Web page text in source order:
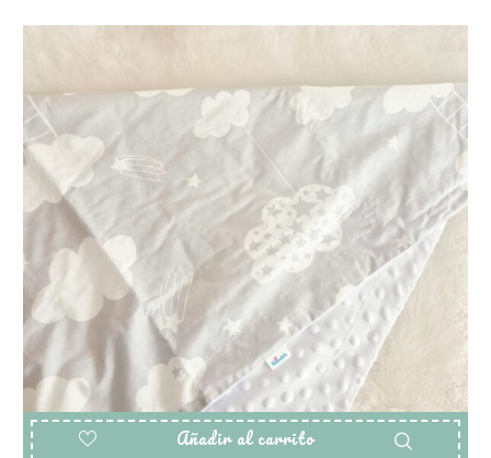
Añadir al carrito